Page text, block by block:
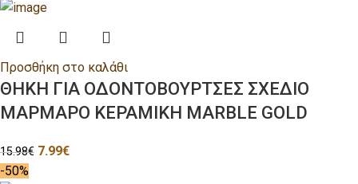
Προσθήκη στο καλάθι
ΘΗΚΗ ΓΙΑ ΟΔΟΝΤΟΒΟΥΡΤΣΕΣ ΣΧΕΔΙΟ
ΜΑΡΜΑΡΟ ΚΕΡΑΜΙΚΗ ΜΑRΒLΕ GΟLD
15.98€ 7.99€
-50%